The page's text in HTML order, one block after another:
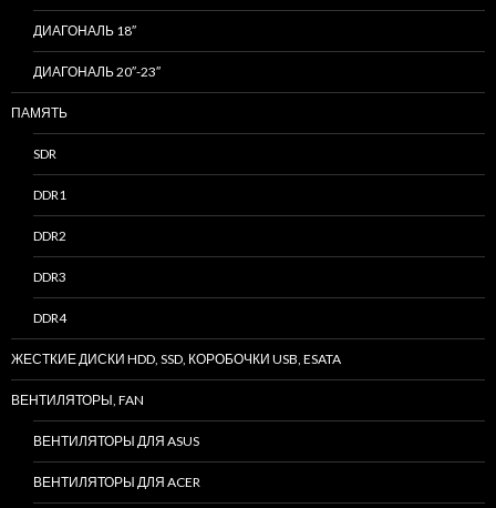
ДИАГОНАЛЬ 18″
ДИАГОНАЛЬ 20″-23″
ПАМЯТЬ
SDR
DDR1
DDR2
DDR3
DDR4
ЖЕСТКИЕ ДИСКИ HDD, SSD, КОРОБОЧКИ USB, ESATA
ВЕНТИЛЯТОРЫ, FAN
ВЕНТИЛЯТОРЫ ДЛЯ ASUS
ВЕНТИЛЯТОРЫ ДЛЯ ACER